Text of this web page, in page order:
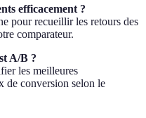
efficacement ?
pour recueillir les retours des
comparateur.
A/B ?
les meilleures
de conversion selon le